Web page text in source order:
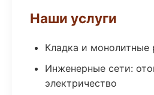
Наши услуги
Кладка и монолитные
Инженерные сети:
электричество